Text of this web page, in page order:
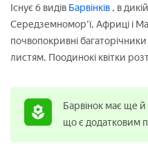
Існує 6 видів Барвінків , в
Середземномор'ї, Африці і
почвопокривні
листям. Поодинокі квітки
Барвінок має ще й
що є додатковим